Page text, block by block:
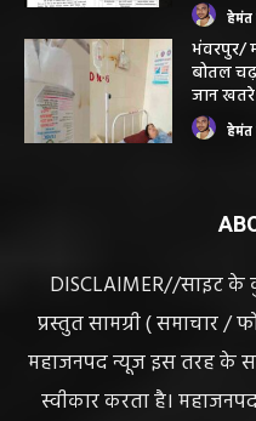
हेमंत
भंवरपुर/
बोतल
जान
हेमंत
DISCLAIMER//साइट के
प्रस्तुत सामग्री ( समाचार /
महाजनपद न्यूज इस तरह के
स्वीकार करता है।